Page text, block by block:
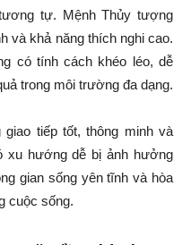
tự. Mệnh Thủy tượng
và khả năng thích nghi cao.
có tính cách khéo léo, dễ
trong môi trường đa dạng.
tiếp tốt, thông minh và
xu hướng dễ bị ảnh hưởng
gian sống yên tĩnh và hòa
cuộc sống.